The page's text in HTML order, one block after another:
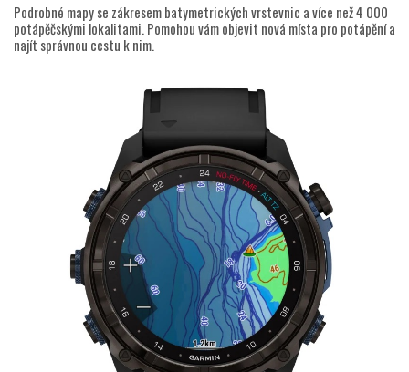
Podrobné mapy se zákresem batymetrických vrstevnic a více než 4 000
potápěčskými lokalitami. Pomohou vám objevit nová místa pro potápění a
najít správnou cestu k nim.